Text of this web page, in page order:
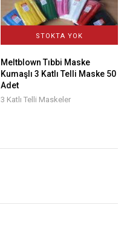
STOKTA YOK
Meltblown Tıbbi Maske
Kumaşlı 3 Katlı Telli Maske 50
Adet
3 Katlı Telli Maskeler